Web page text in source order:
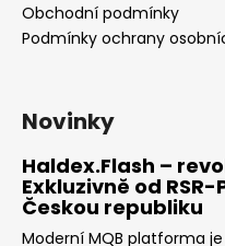
Obchodní podmínky
Podmínky ochrany
Novinky
Haldex.Flash –
Exkluzivně od
Českou republiku
Moderní MQB platforma